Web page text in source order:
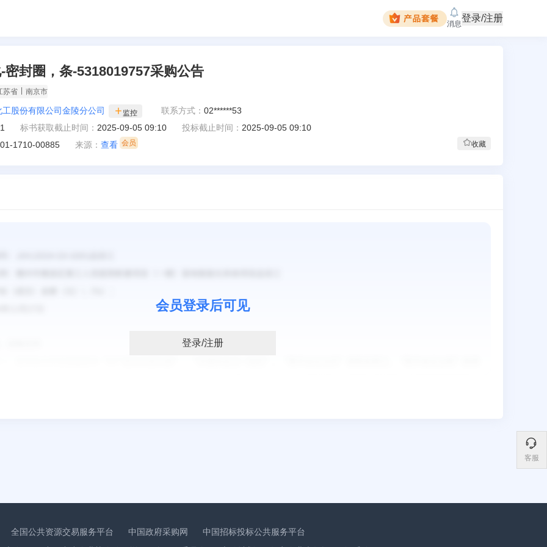
消息
登录/注册
客服
密封圈，条-5318019757采购公告
苏省 南京市
股份有限公司金陵分公司 监控 联系方式： 02******53
标书获取截止时间： 2025-09-05 09:10 投标截止时间： 2025-09-05 09:10
1710-00885
来源： 查看 收藏
会员登录后可见
登录/注册
全国公共资源交易服务平台 中国政府采购网
中国招标投标公共服务平台